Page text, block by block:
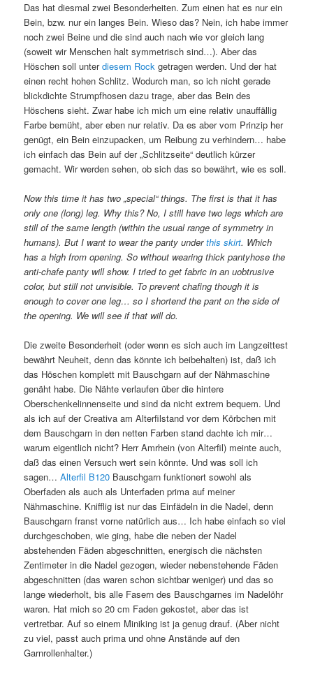
Das hat diesmal zwei Besonderheiten. Zum einen hat es nur ein
Bein, bzw. nur ein langes Bein. Wieso das? Nein, ich habe immer
noch zwei Beine und die sind auch nach wie vor gleich lang
(soweit wir Menschen halt symmetrisch sind…). Aber das
Höschen soll unterdiesem Rock getragen werden. Und der hat
einen recht hohen Schlitz. Wodurch man, so ich nicht gerade
blickdichte Strumpfhosen dazu trage, aber das Bein des
Höschens sieht. Zwar habe ich mich um eine relativ unauffällig
Farbe bemüht, aber eben nur relativ. Da es aber vom Prinzip her
genügt, ein Bein einzupacken, um Reibung zu verhindern… habe
ich einfach das Bein auf der „Schlitzseite“ deutlich kürzer
gemacht. Wir werden sehen, ob sich das so bewährt, wie es soll.
Now this time it has two „special“ things. The first is that it has
only one (long) leg. Why this? No, I still have two legs which are
still of the same length (within the usual range of symmetry in
humans). But I want to wear the panty underthis skirt. Which
has a high from opening. So without wearing thick pantyhose the
anti-chafe panty will show. I tried to get fabric in an uobtrusive
color, but still not unvisible. To prevent chafing though it is
enough to cover one leg… so I shortend the pant on the side of
the opening. We will see if that will do.
Die zweite Besonderheit (oder wenn es sich auch im Langzeittest
bewährt Neuheit, denn das könnte ich beibehalten) ist, daß ich
das Höschen komplett mit Bauschgarn auf der Nähmaschine
genäht habe. Die Nähte verlaufen über die hintere
Oberschenkelinnenseite und sind da nicht extrem bequem. Und
als ich auf der Creativa am Alterfilstand vor dem Körbchen mit
dem Bauschgarn in den netten Farben stand dachte ich mir…
warum eigentlich nicht? Herr Amrhein (von Alterfil) meinte auch,
daß das einen Versuch wert sein könnte. Und was soll ich
sagen…Alterfil B120 Bauschgarn funktionert sowohl als
Oberfaden als auch als Unterfaden prima auf meiner
Nähmaschine. Knifflig ist nur das Einfädeln in die Nadel, denn
Bauschgarn franst vorne natürlich aus… Ich habe einfach so viel
durchgeschoben, wie ging, habe die neben der Nadel
abstehenden Fäden abgeschnitten, energisch die nächsten
Zentimeter in die Nadel gezogen, wieder nebenstehende Fäden
abgeschnitten (das waren schon sichtbar weniger) und das so
lange wiederholt, bis alle Fasern des Bauschgarnes im Nadelöhr
waren. Hat mich so 20 cm Faden gekostet, aber das ist
vertretbar. Auf so einem Miniking ist ja genug drauf. (Aber nicht
zu viel, passt auch prima und ohne Anstände auf den
Garnrollenhalter.)